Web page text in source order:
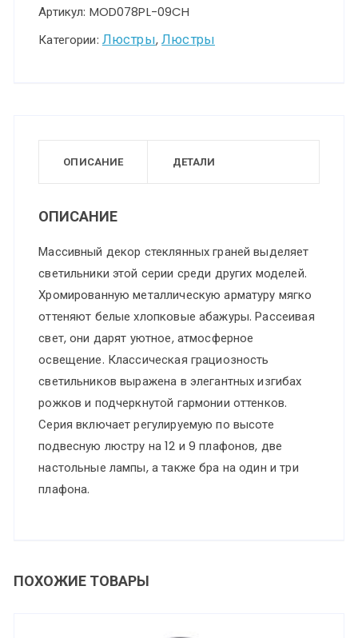
MOD078PL-
09CH
Артикул: MOD078PL-09CH
Категории: Люстры,Люстры
ОПИСАНИЕ ДЕТАЛИ
ОПИСАНИЕ
Массивный декор стеклянных граней выделяет
светильники этой серии среди других моделей.
Хромированную металлическую арматуру мягко
оттеняют белые хлопковые абажуры. Рассеивая
свет, они дарят уютное, атмосферное
освещение. Классическая грациозность
светильников выражена в элегантных изгибах
рожков и подчеркнутой гармонии оттенков.
Серия включает регулируемую по высоте
подвесную люстру на 12 и 9 плафонов, две
настольные лампы, а также бра на один и три
плафона.
ПОХОЖИЕ ТОВАРЫ